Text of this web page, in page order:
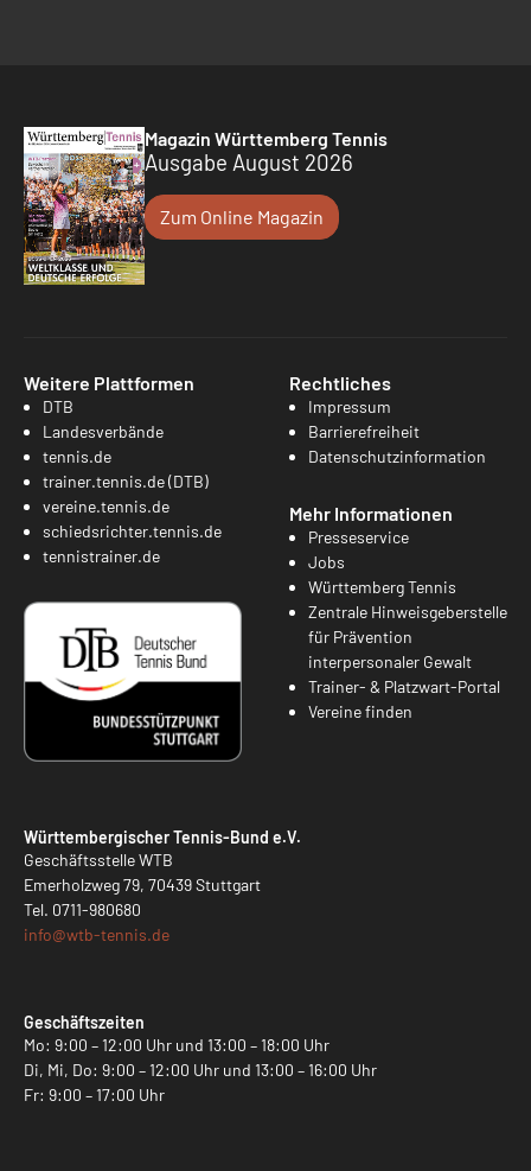
Magazin Württemberg Tennis
Ausgabe August 2026
Zum Online Magazin
Weitere Plattformen
DTB
Landesverbände
tennis.de
trainer.tennis.de (DTB)
vereine.tennis.de
schiedsrichter.tennis.de
tennistrainer.de
Rechtliches
Impressum
Barrierefreiheit
Datenschutzinformation
Mehr Informationen
Presseservice
Jobs
Württemberg Tennis
Zentrale Hinweisgeberstelle
für Prävention
interpersonaler Gewalt
Trainer- & Platzwart-Portal
Vereine finden
Württembergischer Tennis-Bund e.V.
Geschäftsstelle WTB
Emerholzweg 79, 70439 Stuttgart
Tel. 0711-980680
info@wtb-tennis.de
Geschäftszeiten
Mo: 9:00 – 12:00 Uhr und 13:00 – 18:00 Uhr
Di, Mi, Do: 9:00 – 12:00 Uhr und 13:00 – 16:00 Uhr
Fr: 9:00 – 17:00 Uhr